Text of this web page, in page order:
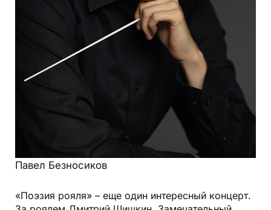
Павел Безносиков
«Поэзия рояля» – еще один интересный концерт.